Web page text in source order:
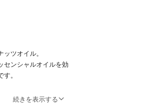
ツオイル。
センシャルオイルを効
。
続きを表示する